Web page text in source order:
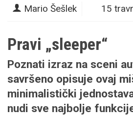
Mario Šešlek 15
Pravi „sleeper“
Poznati izraz na sceni
savršeno opisuje ovaj
minimalistički
nudi sve najbolje